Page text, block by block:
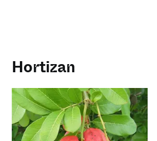
Hortizan